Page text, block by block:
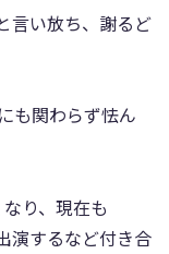
言い放ち、謝るど
も関わらず怯ん
り、現在も
演するなど付き合